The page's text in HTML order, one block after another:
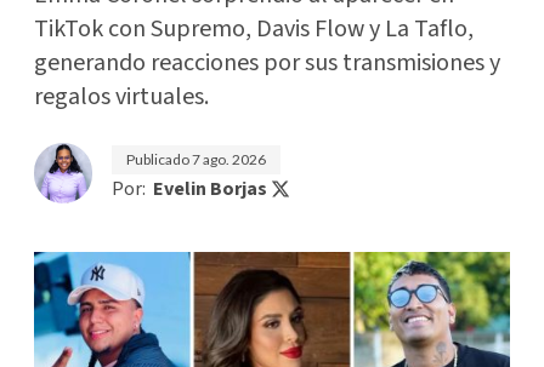
TikTok con Supremo, Davis Flow y La Taflo,
generando reacciones por sus transmisiones y
regalos virtuales.
Publicado7 ago. 2026
Por: Evelin Borjas